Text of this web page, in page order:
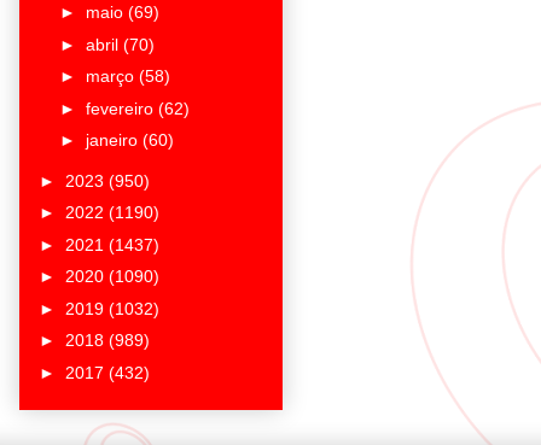
► maio (69)
► abril (70)
► março (58)
► fevereiro (62)
► janeiro (60)
► 2023 (950)
► 2022 (1190)
► 2021 (1437)
► 2020 (1090)
► 2019 (1032)
► 2018 (989)
► 2017 (432)